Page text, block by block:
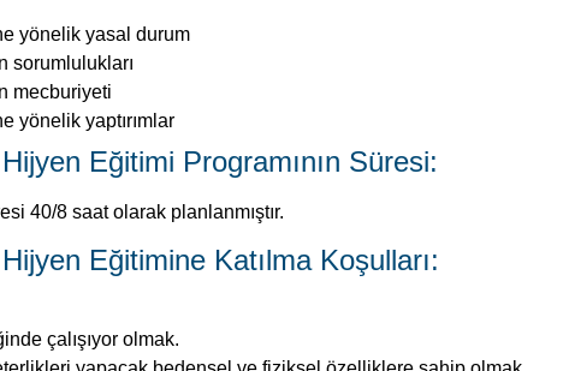
40/8 saat olarak planlanmıştır.
Eğitimine Katılma Koşulları:
çalışıyor olmak.
Kursu Sertifikasının Geçerliliği:
sahip olduğu yeterlikleri kazandırmaya yönelik eğitim ve
yeterliklerine sahip meslek elemanları yetiştirmek
sürecinde bireylerin tamamladığı modüller, aldığı eğitimin
Öğretim programının sonunda mesleğin yeterliklerini